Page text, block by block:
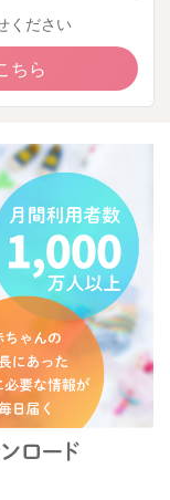
ください
ちら